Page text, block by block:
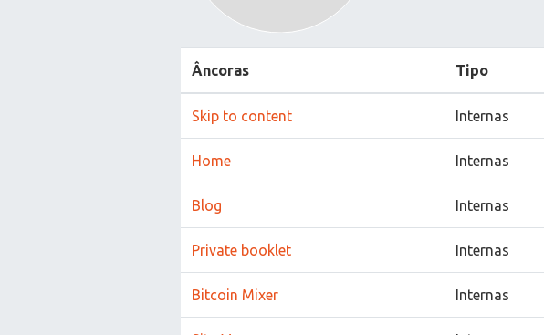
Âncoras Tipo
Skip to content Internas
Home Internas
Blog Internas
Private booklet Internas
Bitcoin Mixer Internas